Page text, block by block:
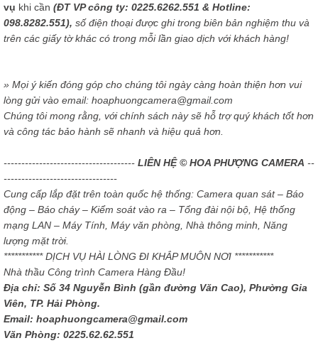
vụ khi cần (ĐT VP công ty: 0225.6262.551 & Hotline:
098.8282.551), số điện thoại được ghi trong biên bản nghiệm thu và
trên các giấy tờ khác có trong mỗi lần giao dịch với khách hàng!
» Mọi ý kiến đóng góp cho chúng tôi ngày càng hoàn thiện hơn vui
lòng gửi vào email: hoaphuongcamera@gmail.com
Chúng tôi mong rằng, với chính sách này sẽ hỗ trợ quý khách tốt hơn
và công tác bảo hành sẽ nhanh và hiệu quả hơn.
------------------------------------- LIÊN HỆ © HOA PHƯỢNG CAMERA --
--------------------------------
Cung cấp lắp đặt trên toàn quốc hệ thống: Camera quan sát – Báo
động – Báo cháy – Kiểm soát vào ra – Tổng đài nội bộ, Hệ thống
mạng LAN – Máy Tính, Máy văn phòng, Nhà thông minh, Năng
lượng mặt trời.
*********** DỊCH VỤ HÀI LÒNG ĐI KHẮP MUÔN NƠI ***********
Nhà thầu Công trình Camera Hàng Đầu!
Địa chỉ: Số 34 Nguyễn Bình (gần đường Văn Cao), Phường Gia
Viên, TP. Hải Phòng.
Email: hoaphuongcamera@gmail.com
Văn Phòng: 0225.62.62.551